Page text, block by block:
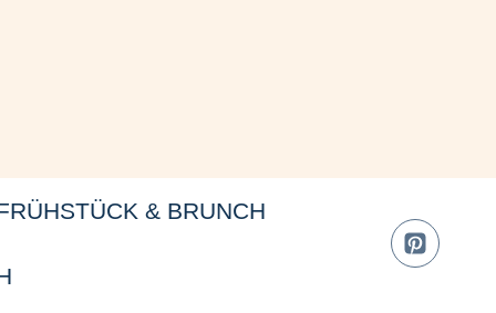
& BRUNCH